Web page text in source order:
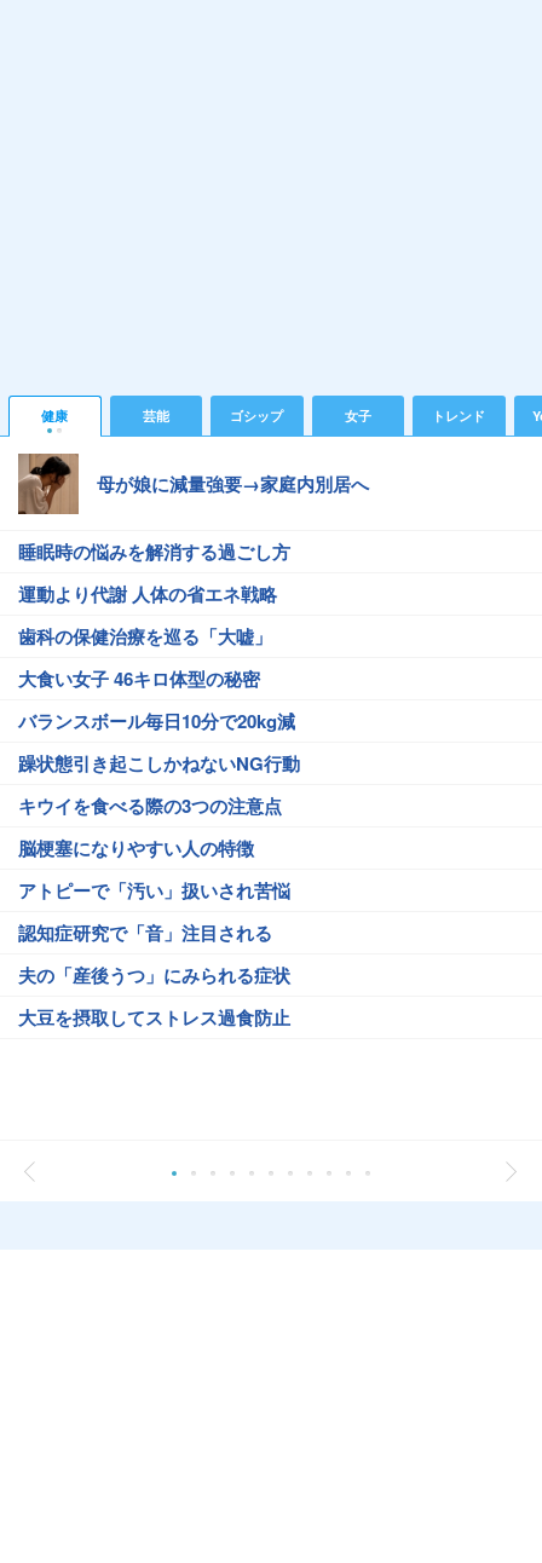
健康 芸能 ゴシップ 女子 トレンド
母が娘に減量強要→家庭内別居へ
睡眠時の悩みを解消する過ごし方
運動より代謝 人体の省エネ戦略
歯科の保健治療を巡る「大嘘」
大食い女子 46キロ体型の秘密
バランスボール毎日10分で20kg減
躁状態引き起こしかねないNG行動
キウイを食べる際の3つの注意点
脳梗塞になりやすい人の特徴
アトピーで「汚い」扱いされ苦悩
認知症研究で「音」注目される
夫の「産後うつ」にみられる症状
大豆を摂取してストレス過食防止